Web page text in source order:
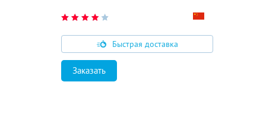
Быстрая доставка
Заказать